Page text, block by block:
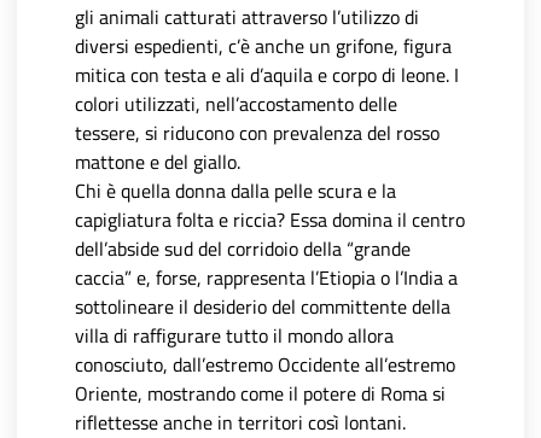
gli animali catturati attraverso l’utilizzo di
diversi espedienti, c’è anche un grifone, figura
mitica con testa e ali d’aquila e corpo di leone. I
colori utilizzati, nell’accostamento delle
tessere, si riducono con prevalenza del rosso
mattone e del giallo.
Chi è quella donna dalla pelle scura e la
capigliatura folta e riccia? Essa domina il centro
dell’abside sud del corridoio della “grande
caccia” e, forse, rappresenta l’Etiopia o l’India a
sottolineare il desiderio del committente della
villa di raffigurare tutto il mondo allora
conosciuto, dall’estremo Occidente all’estremo
Oriente, mostrando come il potere di Roma si
riflettesse anche in territori così lontani.